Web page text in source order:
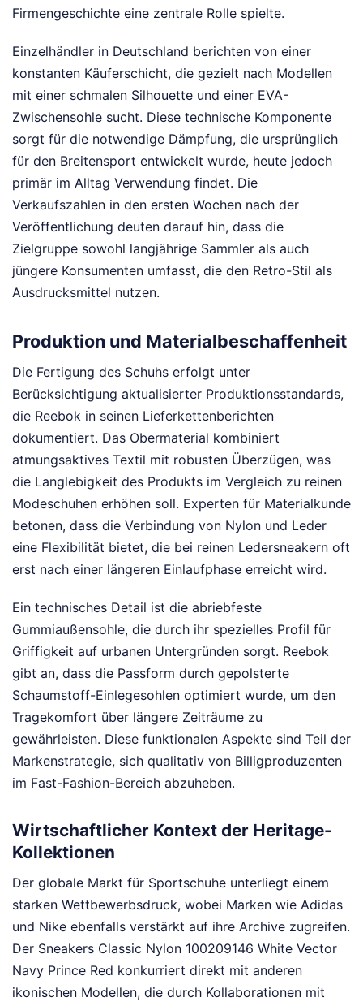
Firmengeschichte eine zentrale Rolle spielte.
Einzelhändler in Deutschland berichten von einer
konstanten Käuferschicht, die gezielt nach Modellen
mit einer schmalen Silhouette und einer EVA-
Zwischensohle sucht. Diese technische Komponente
sorgt für die notwendige Dämpfung, die ursprünglich
für den Breitensport entwickelt wurde, heute jedoch
primär im Alltag Verwendung findet. Die
Verkaufszahlen in den ersten Wochen nach der
Veröffentlichung deuten darauf hin, dass die
Zielgruppe sowohl langjährige Sammler als auch
jüngere Konsumenten umfasst, die den Retro-Stil als
Ausdrucksmittel nutzen.
Produktion und Materialbeschaffenheit
Die Fertigung des Schuhs erfolgt unter
Berücksichtigung aktualisierter Produktionsstandards,
die Reebok in seinen Lieferkettenberichten
dokumentiert. Das Obermaterial kombiniert
atmungsaktives Textil mit robusten Überzügen, was
die Langlebigkeit des Produkts im Vergleich zu reinen
Modeschuhen erhöhen soll. Experten für Materialkunde
betonen, dass die Verbindung von Nylon und Leder
eine Flexibilität bietet, die bei reinen Ledersneakern oft
erst nach einer längeren Einlaufphase erreicht wird.
Ein technisches Detail ist die abriebfeste
Gummiaußensohle, die durch ihr spezielles Profil für
Griffigkeit auf urbanen Untergründen sorgt. Reebok
gibt an, dass die Passform durch gepolsterte
Schaumstoff-Einlegesohlen optimiert wurde, um den
Tragekomfort über längere Zeiträume zu
gewährleisten. Diese funktionalen Aspekte sind Teil der
Markenstrategie, sich qualitativ von Billigproduzenten
im Fast-Fashion-Bereich abzuheben.
Wirtschaftlicher Kontext der Heritage-
Kollektionen
Der globale Markt für Sportschuhe unterliegt einem
starken Wettbewerbsdruck, wobei Marken wie Adidas
und Nike ebenfalls verstärkt auf ihre Archive zugreifen.
Der Sneakers Classic Nylon 100209146 White Vector
Navy Prince Red konkurriert direkt mit anderen
ikonischen Modellen, die durch Kollaborationen mit